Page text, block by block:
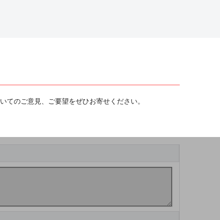
のご意見、ご要望をぜひお寄せください。